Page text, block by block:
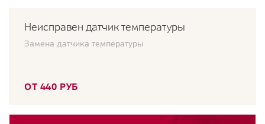
Неисправен датчик температуры
Замена датчика температуры
ОТ 440 РУБ